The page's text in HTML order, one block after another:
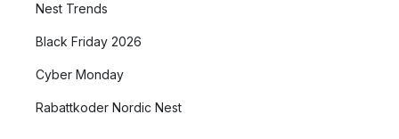
Nest Trends
Black Friday 2026
Cyber Monday
Rabattkoder Nordic Nest